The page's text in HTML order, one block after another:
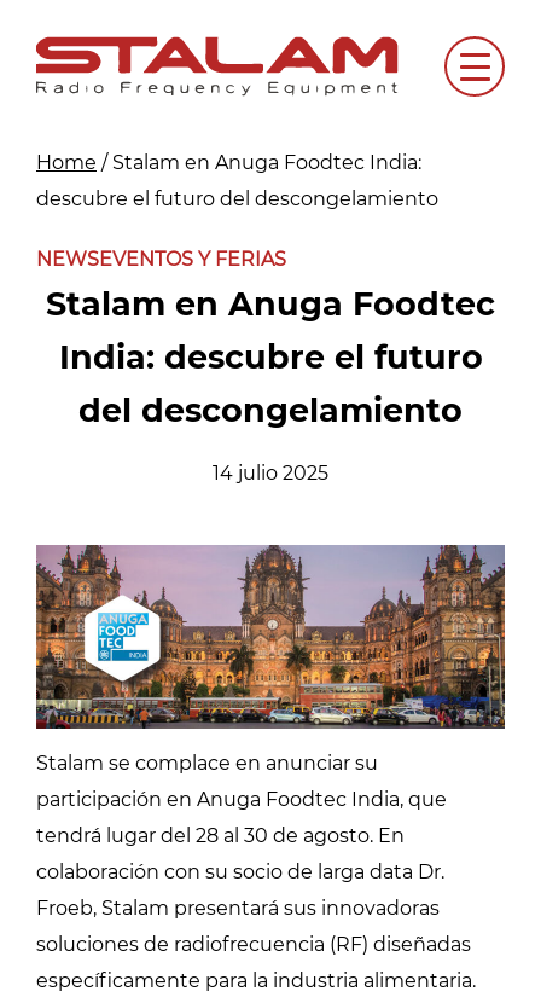
content
Menu
Home / Stalam en Anuga Foodtec India:
descubre el futuro del descongelamiento
NEWSEVENTOS Y FERIAS
Stalam en Anuga Foodtec
India: descubre el futuro
del descongelamiento
14 julio 2025
Stalam se complace en anunciar su
participación en Anuga Foodtec India, que
tendrá lugar del 28 al 30 de agosto. En
colaboración con su socio de larga data Dr.
Froeb, Stalam presentará sus innovadoras
soluciones de radiofrecuencia (RF) diseñadas
específicamente para la industria alimentaria.